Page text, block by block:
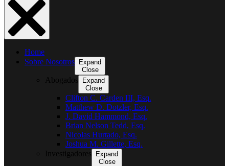
Home
Sobre Nosotros
Expand
Close
Abogados
Expand
Close
Clifton C. Carden III, Esq.
Matthew D. Dotzler, Esq.
J. David Hammond, Esq.
Brian Nelson Tedd, Esq.
Nicolas Hurtado, Esq.
Joshua M. Gillette, Esq.
Investigadores
Expand
Close